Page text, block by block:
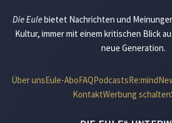
Die Eulebietet Nachrichten und
Kultur, immer mit einem kritischen Blick
neue Generation.
Über unsEule-AboFAQPodcastsRe:mind
KontaktWerbung schalten